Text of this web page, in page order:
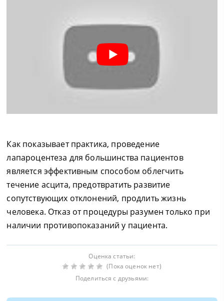
Как показывает практика, проведение
лапароцентеза для большинства пациентов
является эффективным способом облегчить
течение асцита, предотвратить развитие
сопутствующих отклонений, продлить жизнь
человека. Отказ от процедуры разумен только при
наличии противопоказаний у пациента.
Оценка статьи:
(Пока оценок нет)
Поделиться с друзьями: